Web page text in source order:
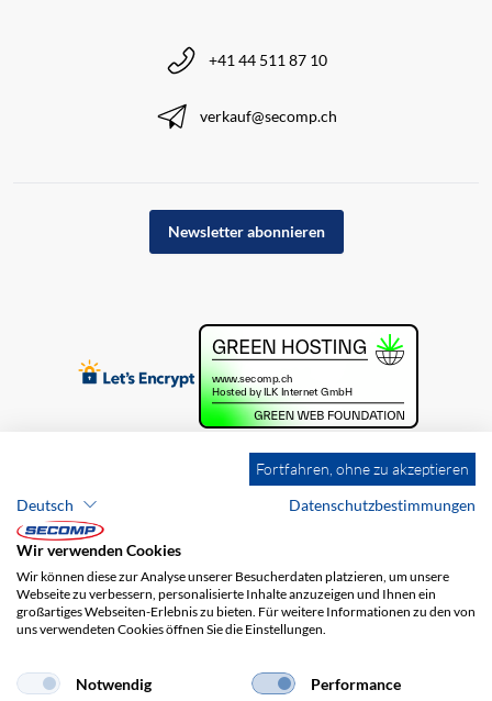
+41 44 511 87 10
verkauf@secomp.ch
Newsletter abonnieren
Brands Impressum
AGB
Haftungsausschluss
Versandkosten
Fortfahren, ohne zu akzeptieren
Deutsch
Datenschutzbestimmungen
Wir verwenden Cookies
Wir können diese zur Analyse unserer Besucherdaten platzieren, um unsere
Webseite zu verbessern, personalisierte Inhalte anzuzeigen und Ihnen ein
großartiges Webseiten-Erlebnis zu bieten. Für weitere Informationen zu den von
uns verwendeten Cookies öffnen Sie die Einstellungen.
Notwendig Performance